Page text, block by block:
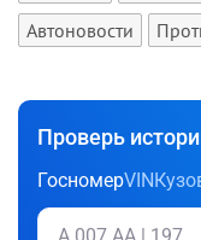
Автоновости
Проверь
ГосномерVIN